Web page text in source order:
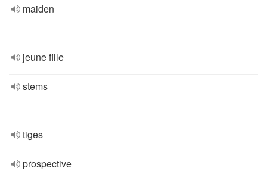
maiden
jeune fille
stems
tiges
prospective